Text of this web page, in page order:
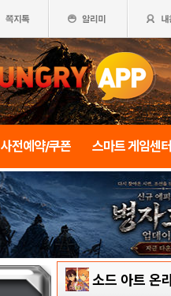
사전예약/쿠폰 스마트 게임센터
소드 아트 온